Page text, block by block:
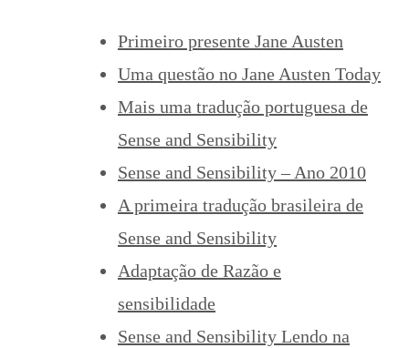
Primeiro presente Jane Austen
Uma questão no Jane Austen Today
Mais uma tradução portuguesa de
Sense and Sensibility
Sense and Sensibility – Ano 2010
A primeira tradução brasileira de
Sense and Sensibility
Adaptação de Razão e
sensibilidade
Sense and Sensibility Lendo na